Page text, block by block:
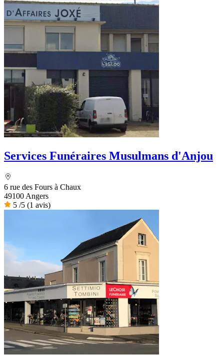
Services Funéraires Musulmans d'Anjou
6 rue des Fours à Chaux
49100 Angers
5 /5 (1 avis)